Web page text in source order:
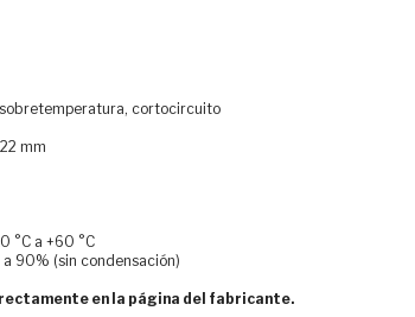
cortocircuito
mm
°C a +60 °C
90% (sin condensación)
en la página del fabricante.